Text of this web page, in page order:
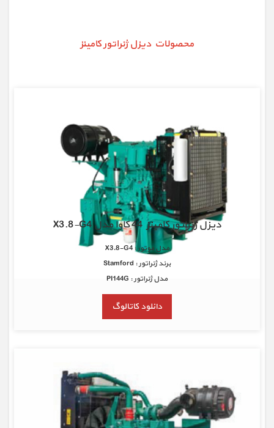
محصولات دیزل ژنراتور کامینز
دیزل ژنراتور کامینز 44 کاوا مدل X3.8-G4
مدل موتور : X3.8-G4
برند ژنراتور : Stamford
مدل ژنراتور : PI144G
دانلود کاتالوگ